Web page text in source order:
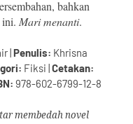
bahkan
ini. Mari menanti.
| Penulis: Khrisna
Fiksi | Cetakan:
978-602-6799-12-8
membedah novel